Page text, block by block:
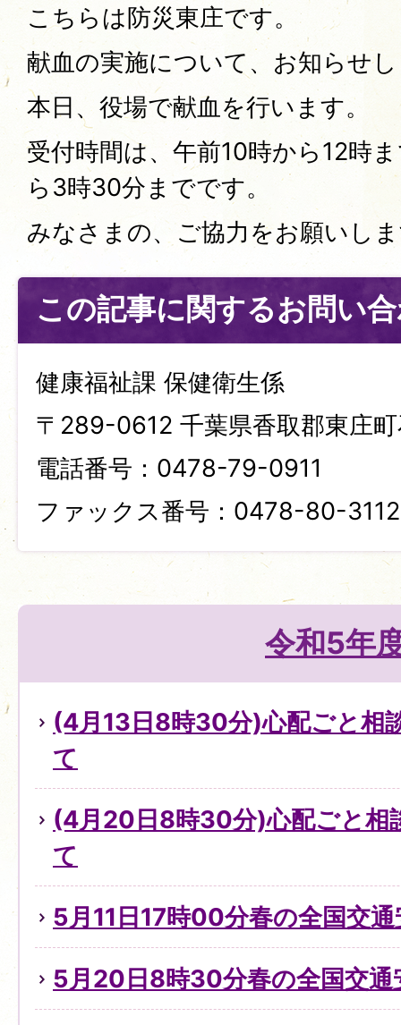
こちらは防災東庄です。
献血の実施について、お知らせ
本日、役場で献血を行います。
受付時間は、午前10時から12時
ら3時30分までです。
みなさまの、ご協力をお願いし
この記事に関するお問い
健康福祉課 保健衛生係
〒289-0612 千葉県香取郡東庄
電話番号：0478-79-0911
ファックス番号：0478-80-3112
令和5年
(4月13日8時30分)心配ごと相
て
(4月20日8時30分)心配ごと相
て
5月11日17時00分春の全国交
5月20日8時30分春の全国交通